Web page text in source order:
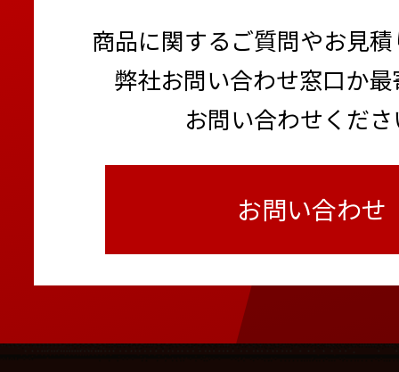
商品に関するご質問やお見
弊社お問い合わせ窓口か
お問い合わせくだ
お問い合わせ